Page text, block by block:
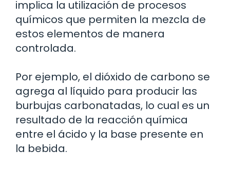
implica la utilización de procesos
químicos que permiten la mezcla de
estos elementos de manera
controlada.
Por ejemplo, el dióxido de carbono se
agrega al líquido para producir las
burbujas carbonatadas, lo cual es un
resultado de la reacción química
entre el ácido y la base presente en
la bebida.